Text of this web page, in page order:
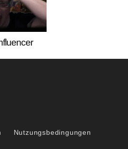
Nutzungsbedingungen